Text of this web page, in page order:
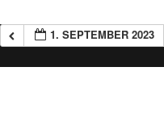
1. SEPTEMBER 2023